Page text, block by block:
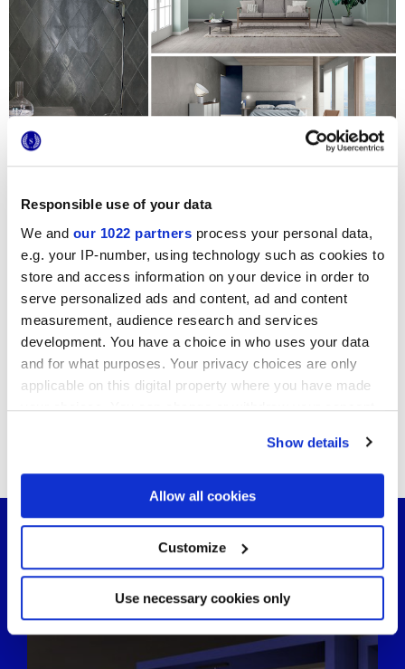
Responsible use of your data
We and our 1022 partners process your personal data,
e.g. your IP-number, using technology such as cookies to
store and access information on your device in order to
serve personalized ads and content, ad and content
measurement, audience research and services
development. You have a choice in who uses your data
and for what purposes. Your privacy choices are only
applicable on this digital property where you have made
your choices. You can change or withdraw your consent
If you allow, we would also like to:
Collect information about your geographical
location which can be accurate to within several
Identify your device by actively scanning it for
specific characteristics (fingerprinting)
Find out more about how your personal data is processed
and set your preferences in thedetails section.
We use cookies to personalise content and ads, to
Show details
Allow all cookies
Customize
Use necessary cookies only
Contáctanos
Añadira favoritos
Compartir
este Artículo
¿Deseas mantenerte al tanto de
las novedades Marca Corona?
Suscríbete a nuestro boletín informativo
También podría interesarte...